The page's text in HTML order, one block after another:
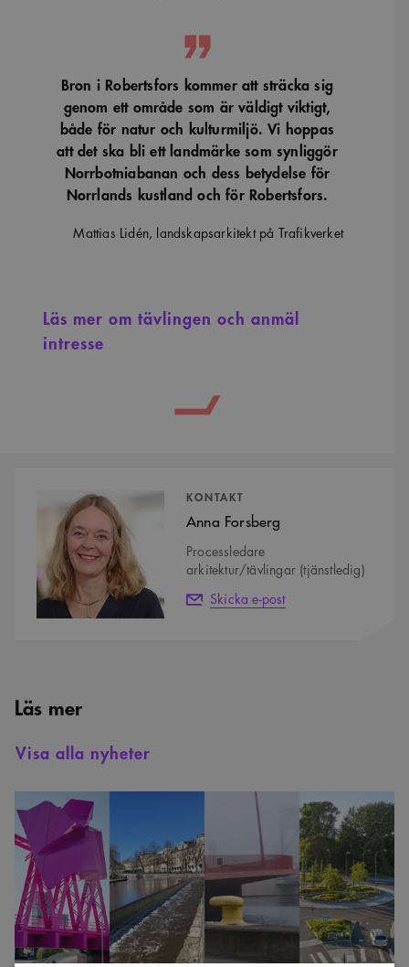
Bron i Robertsfors kommer att sträcka sig
genom ett område som är väldigt viktigt,
både för natur och kulturmiljö. Vi hoppas
att det ska bli ett landmärke som synliggör
Norrbotniabanan och dess betydelse för
Norrlands kustland och för Robertsfors.
Mattias Lidén, landskapsarkitekt på Trafikverket
Läs mer om tävlingen och anmäl
intresse
KONTAKT
Anna Forsberg
Processledare
arkitektur/tävlingar (tjänstledig)
Skicka e-post
Läs mer
Visa alla nyheter
Nominerade
till
Trafikverkets
arkitekturpris
2025